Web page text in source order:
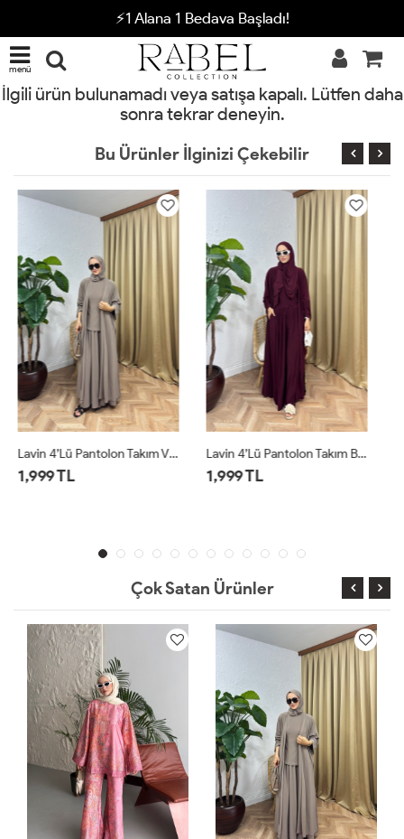
⚡1 Alana 1 Bedava Başladı!
menü
İlgili ürün bulunamadı veya satışa kapalı. Lütfen daha
sonra tekrar deneyin.
Bu Ürünler İlginizi Çekebilir
1,999 TL 1,999 TL
Çok Satan Ürünler